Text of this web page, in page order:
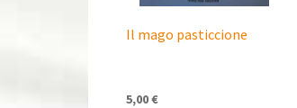
Il mago pasticcione
5,00€